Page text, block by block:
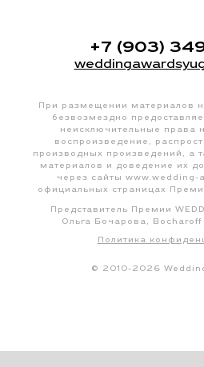
+7 (903)
При размещении материалов
безвозмездно
неисключительные права
воспроизведение,
производных произведений, а
материалов и доведение их
через сайты
официальных страницах
Представитель Премии
Ольга Бочарова,
Политика
© 2010-2026